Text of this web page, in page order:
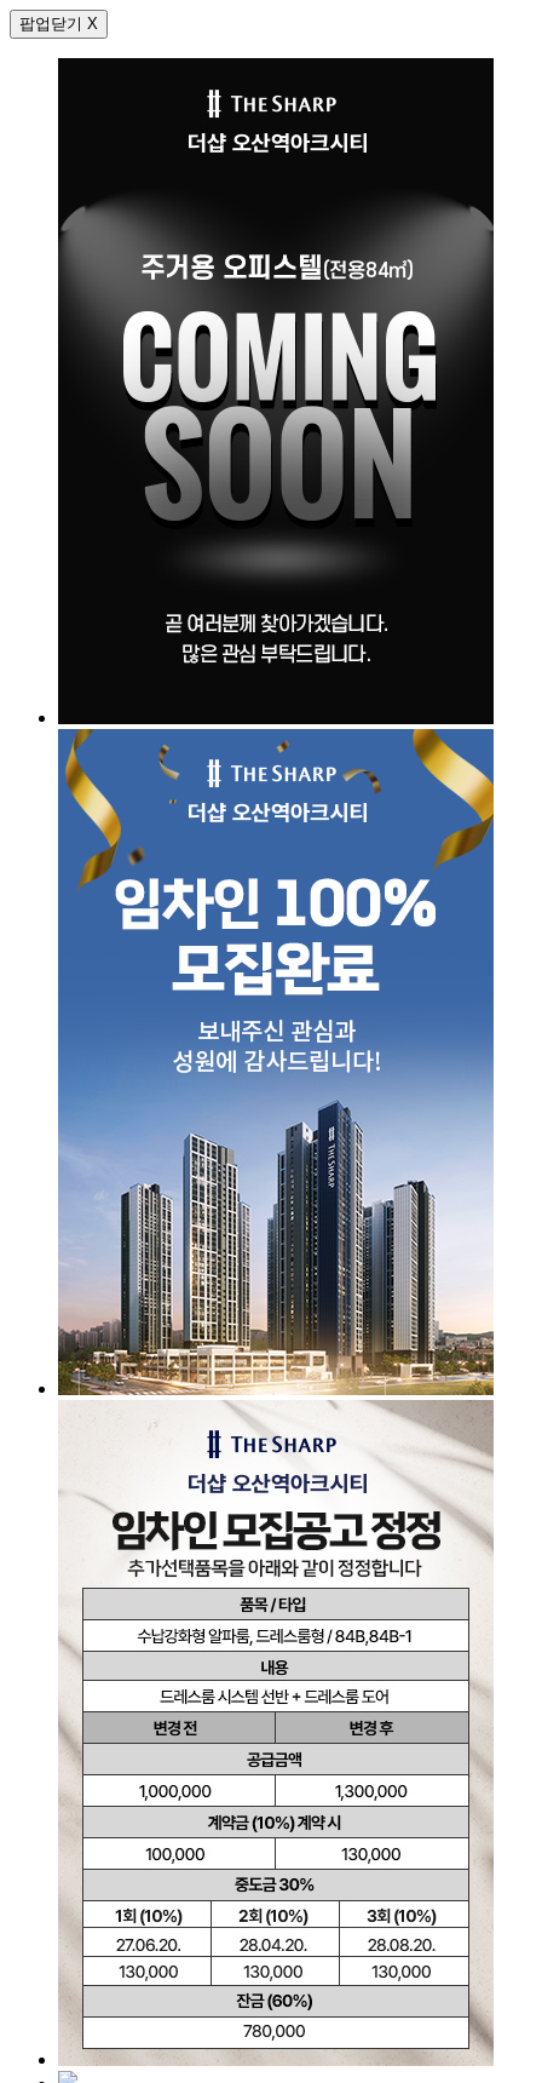
팝업닫기 X